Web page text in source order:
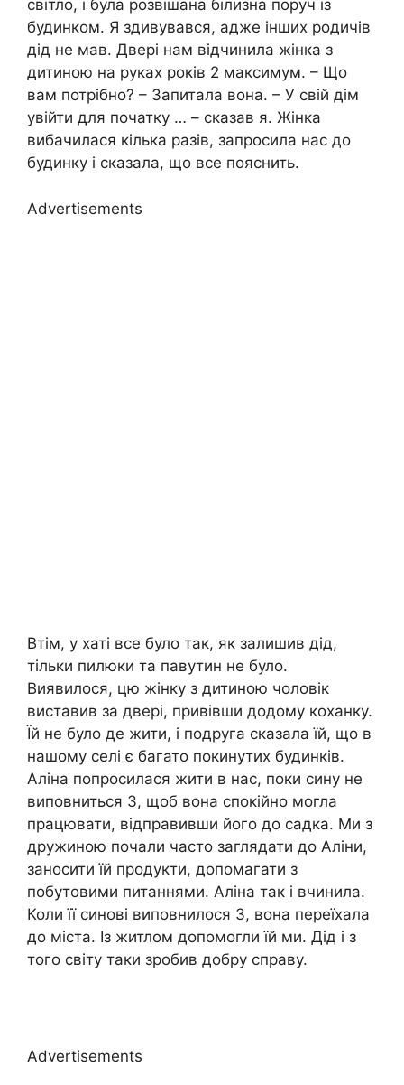
світло, і була розвішана білизна поруч із
будинком. Я здивувався, адже інших родичів
дід не мав. Двері нам відчинила жінка з
дитиною на руках років 2 максимум. – Що
вам потрібно? – Запитала вона. – У свій дім
увійти для початку … – сказав я. Жінка
вибачилася кілька разів, запросила нас до
будинку і сказала, що все пояснить.
Advertisements
Втім, у хаті все було так, як залишив дід,
тільки пилюки та павутин не було.
Виявилося, цю жінку з дитиною чоловік
виставив за двері, привівши додому коханку.
Їй не було де жити, і подруга сказала їй, що в
нашому селі є багато покинутих будинків.
Аліна попросилася жити в нас, поки сину не
виповниться 3, щоб вона спокійно могла
працювати, відправивши його до садка. Ми з
дружиною почали часто заглядати до Аліни,
заносити їй продукти, допомагати з
побутовими питаннями. Аліна так і вчинила.
Коли її синові виповнилося 3, вона переїхала
до міста. Із житлом допомогли їй ми. Дід і з
того світу таки зробив добру справу.
Advertisements